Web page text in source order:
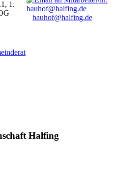
1.
bauhof@halfing.de
Halfing